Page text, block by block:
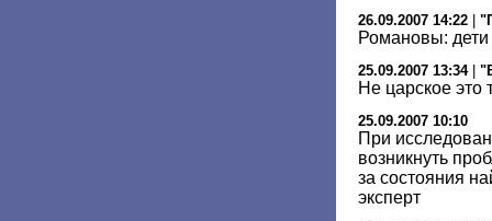
26.09.2007 14:22 |
Романовы:
25.09.2007 13:34|
Не царское это
25.09.2007 10:10
При
возникнуть
за состояния
эксперт